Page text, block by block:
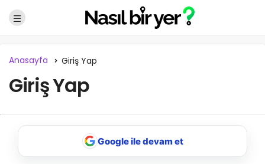
Anasayfa Giriş Yap
Giriş Yap
Google ile devam et